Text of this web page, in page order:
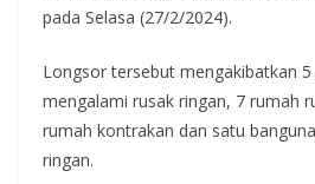
pada Selasa (27/2/2024).
Longsor tersebut mengakibatkan
mengalami rusak ringan, 7 rumah
rumah kontrakan dan satu
ringan.